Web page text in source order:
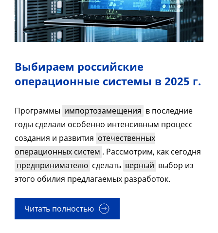
Выбираем российские
операционные системы в 2025 г.
Программы импортозамещения в последние
годы сделали особенно интенсивным процесс
создания и развития отечественных
операционных систем . Рассмотрим, как сегодня
предпринимателю сделать верный выбор из
этого обилия предлагаемых разработок.
Читать полностью